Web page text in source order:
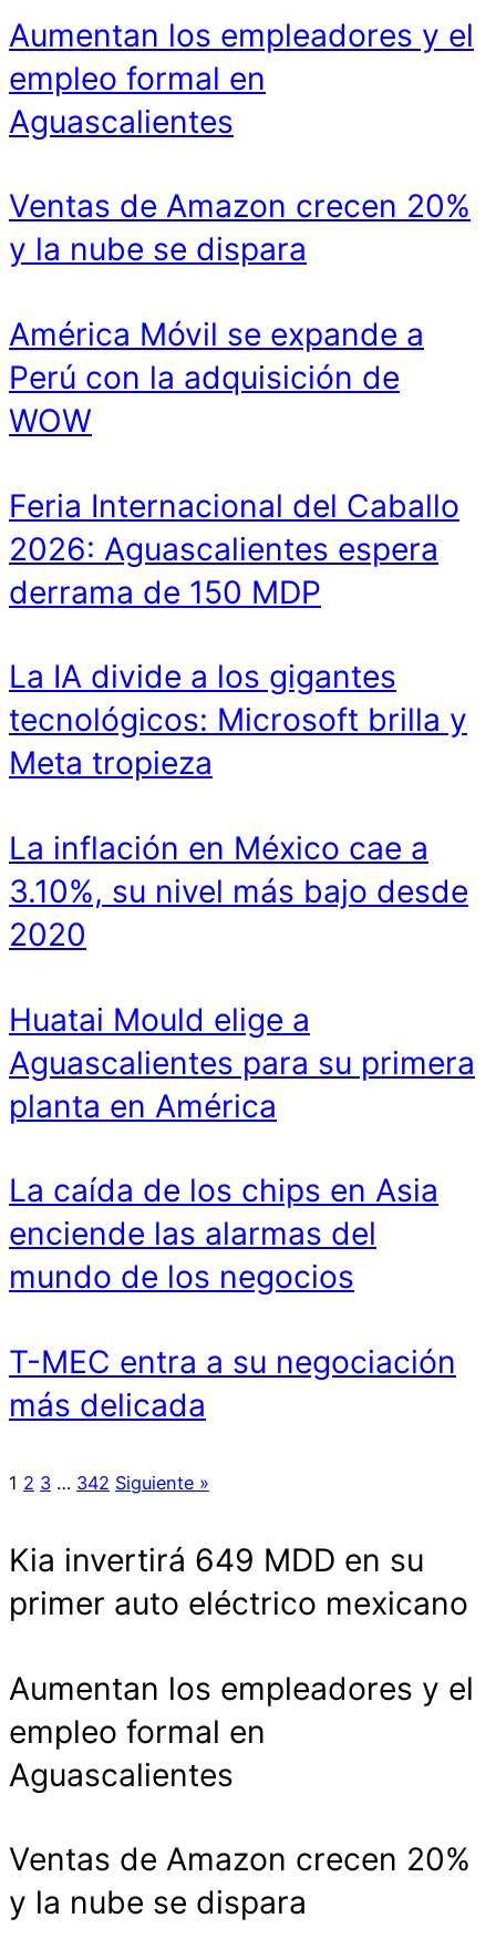
Aumentan los empleadores y el
empleo formal en
Aguascalientes
Ventas de Amazon crecen 20%
y la nube se dispara
América Móvil se expande a
Perú con la adquisición de
WOW
Feria Internacional del Caballo
2026: Aguascalientes espera
derrama de 150 MDP
La IA divide a los gigantes
tecnológicos: Microsoft brilla y
Meta tropieza
La inflación en México cae a
3.10%, su nivel más bajo desde
2020
Huatai Mould elige a
Aguascalientes para su primera
planta en América
La caída de los chips en Asia
enciende las alarmas del
mundo de los negocios
T-MEC entra a su negociación
más delicada
1 2 3 … 342 Siguiente »
Kia invertirá 649 MDD en su
primer auto eléctrico mexicano
Aumentan los empleadores y el
empleo formal en
Aguascalientes
Ventas de Amazon crecen 20%
y la nube se dispara